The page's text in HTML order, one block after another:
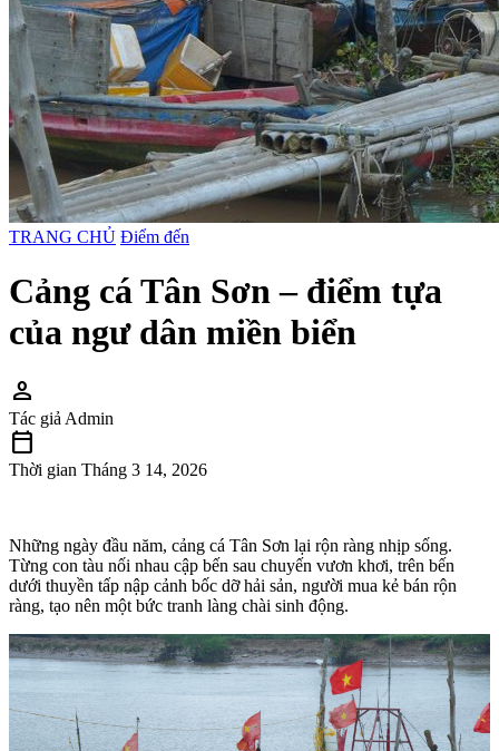
TRANG CHỦ Điểm đến
Cảng cá Tân Sơn – điểm tựa
của ngư dân miền biển
person
Tác giả Admin
calendar_today
Thời gian Tháng 3 14, 2026
Những ngày đầu năm, cảng cá Tân Sơn lại rộn ràng nhịp sống.
Từng con tàu nối nhau cập bến sau chuyến vươn khơi, trên bến
dưới thuyền tấp nập cảnh bốc dỡ hải sản, người mua kẻ bán rộn
ràng, tạo nên một bức tranh làng chài sinh động.